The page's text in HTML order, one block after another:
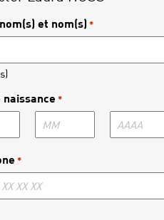
et nom(s) *
naissance *
Mois Année
*